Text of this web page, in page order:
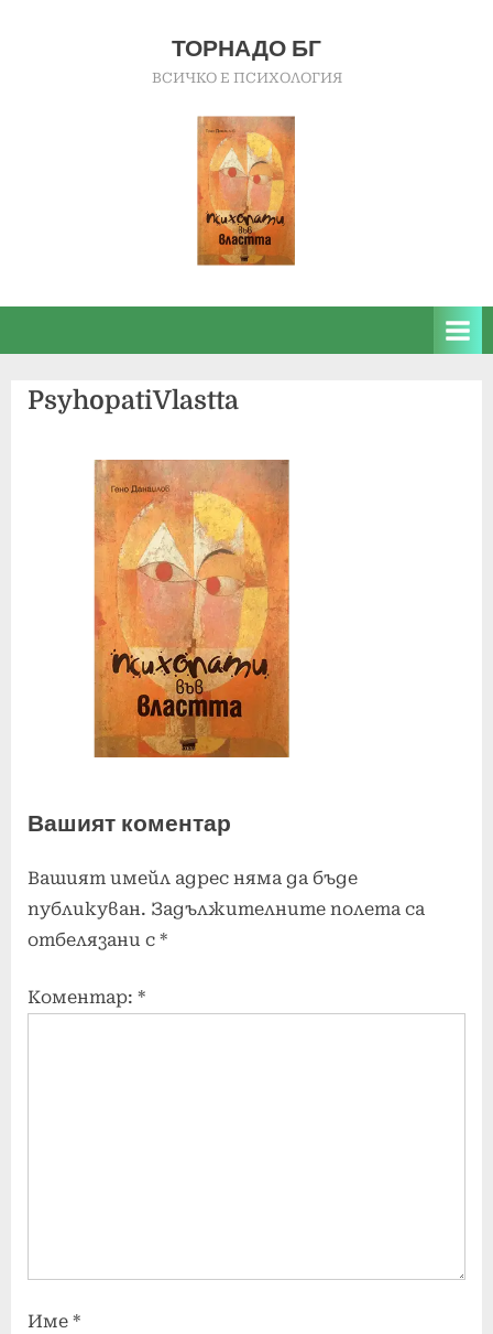
ТОРНАДО БГ
ВСИЧКО Е ПСИХОЛОГИЯ
PsyhopatiVlastta
Вашият коментар
Вашият имейл адрес няма да бъде
публикуван. Задължителните полета са
отбелязани с *
Коментар: *
Име *